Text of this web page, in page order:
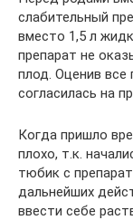
слабительный
вместо 1,5 л
препарат не
плод. Оценив все
согласилась на
Когда пришло
плохо, т.к.
тюбик с
дальнейших
ввести себе